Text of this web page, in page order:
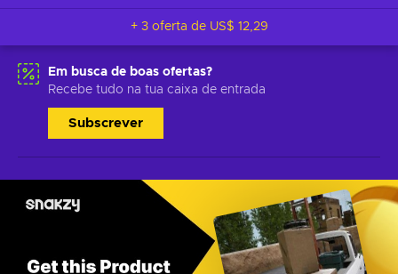
+ 3 oferta de US$ 12,29
Em busca de boas ofertas?
Recebe tudo na tua caixa de entrada
Subscrever